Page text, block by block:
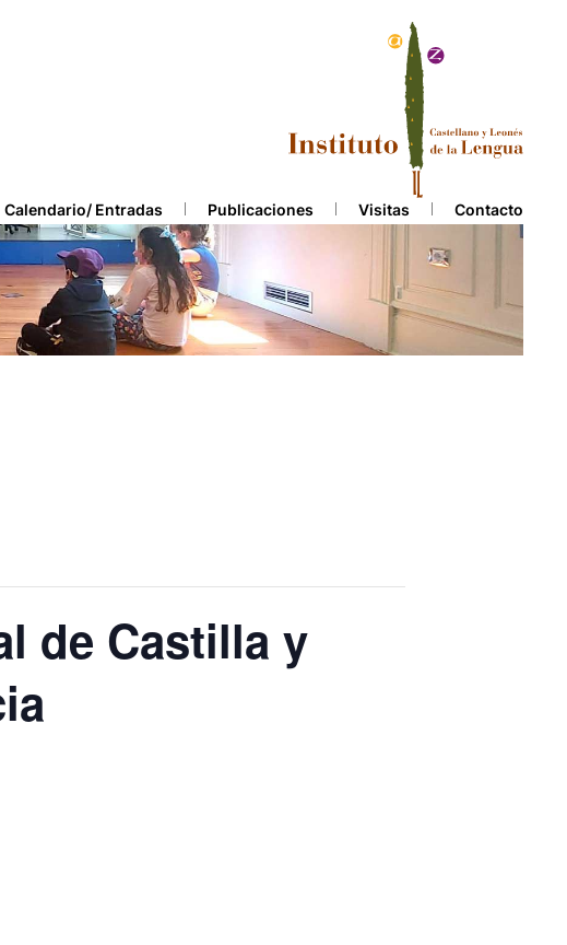
Calendario/ Entradas Publicaciones Visitas Contacto
de Castilla y